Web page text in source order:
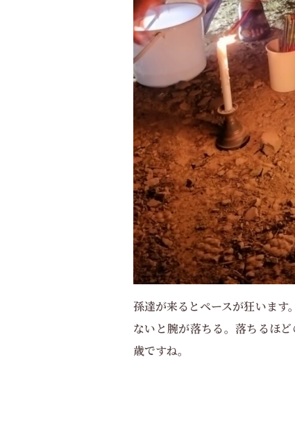
孫達が来るとペースが狂います
ないと腕が落ちる。落ちるほ
歳ですね。